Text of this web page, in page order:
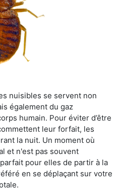
nuisibles se servent non
également du gaz
humain. Pour éviter d’être
leur forfait, les
la nuit. Un moment où
et n'est pas souvent
pour elles de partir à la
en se déplaçant sur votre